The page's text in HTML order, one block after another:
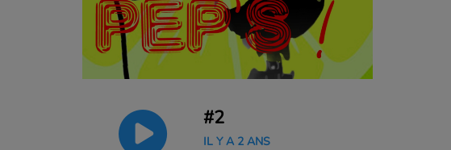
#2
IL Y A 2 ANS